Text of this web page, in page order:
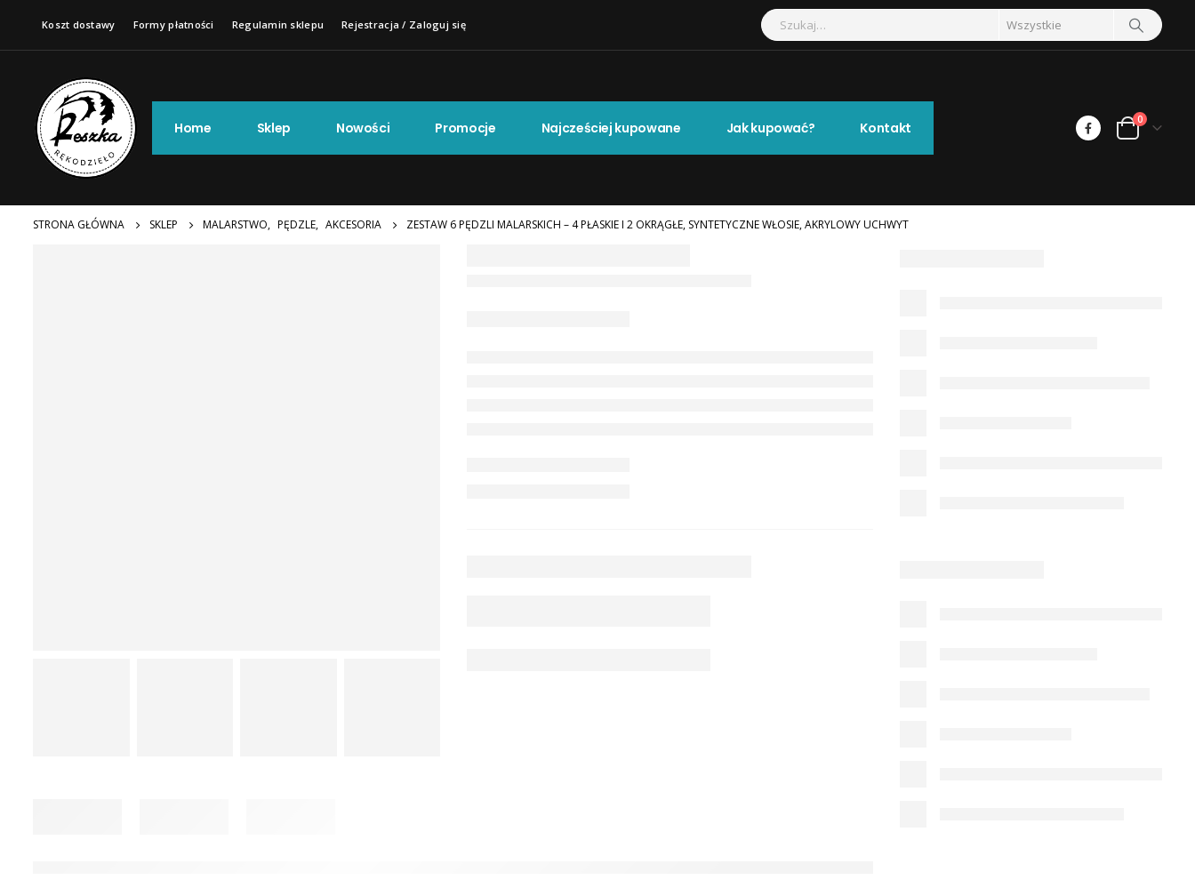
Koszt dostawy Formy płatności Regulamin sklepu Rejestracja / Zaloguj się
Home Sklep Nowości Promocje Najcześciej kupowane Jak kupować? Kontakt 0
STRONA GŁÓWNA SKLEP MALARSTWO, PĘDZLE, AKCESORIA ZESTAW 6 PĘDZLI MALARSKICH – 4 PŁASKIE I 2 OKRĄGŁE, SYNTETYCZNE WŁOSIE, AKRYLOWY UCHWYT